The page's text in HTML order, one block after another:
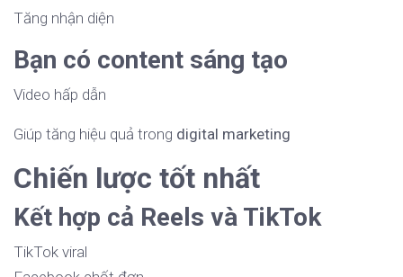
Tăng nhận diện
Bạn có content sáng tạo
Video hấp dẫn
Giúp tăng hiệu quả trong digital marketing
Chiến lược tốt nhất
Kết hợp cả Reels và TikTok
TikTok viral